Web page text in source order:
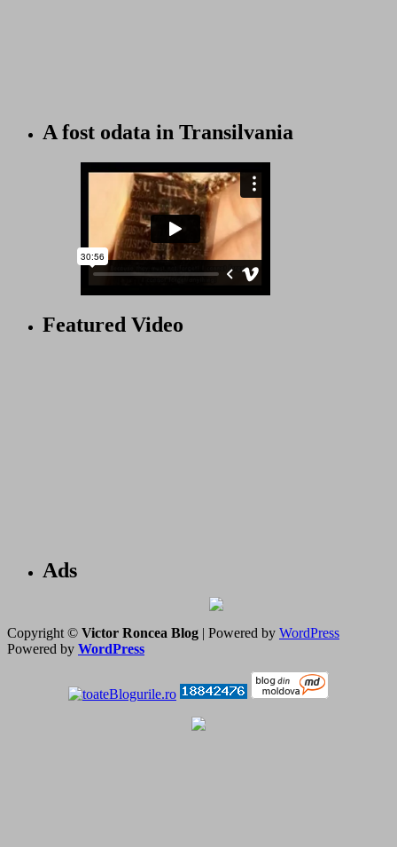
A fost odata in Transilvania
Featured Video
Ads
Copyright © Victor Roncea Blog | Powered by WordPress
Powered by WordPress